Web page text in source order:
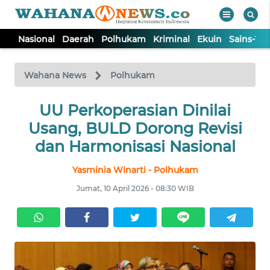
Nasional Daerah Polhukam Kriminal Ekuin Sains-
Wahana News Polhukam
UU Perkoperasian Dinilai
Usang, BULD Dorong Revisi
dan Harmonisasi Nasional
Yasminia Winarti - Polhukam
Jumat, 10 April 2026 - 08:30 WIB
TV
Tutup
NASIONAL
DAERAH
KRIMINAL
EKUIN